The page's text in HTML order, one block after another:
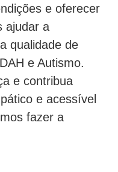
e oferecer
ajudar a
qualidade de
e Autismo.
e contribua
e acessível
fazer a